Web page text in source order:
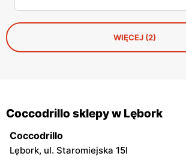
WIĘCEJ (2)
Coccodrillo sklepy w Lębork
Coccodrillo
Lębork, ul. Staromiejska 15I